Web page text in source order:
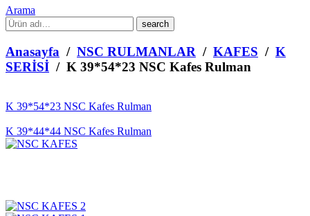
Arama
What
are
you
looking
for?
Anasayfa / NSC RULMANLAR / KAFES / K
SERİSİ / K 39*54*23 NSC Kafes Rulman
K 39*54*23 NSC Kafes Rulman
K 39*44*44 NSC Kafes Rulman